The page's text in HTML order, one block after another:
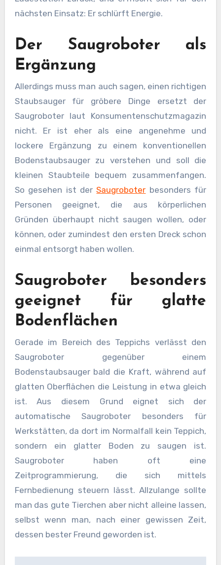
nächsten Einsatz: Er schlürft Energie.
Der Saugroboter als
Ergänzung
Allerdings muss man auch sagen, einen richtigen
Staubsauger für gröbere Dinge ersetzt der
Saugroboter laut Konsumentenschutzmagazin
nicht. Er ist eher als eine angenehme und
lockere Ergänzung zu einem konventionellen
Bodenstaubsauger zu verstehen und soll die
kleinen Staubteile bequem zusammenfangen.
So gesehen ist derSaugroboter besonders für
Personen geeignet, die aus körperlichen
Gründen überhaupt nicht saugen wollen, oder
können, oder zumindest den ersten Dreck schon
einmal entsorgt haben wollen.
Saugroboter besonders
geeignet für glatte
Bodenflächen
Gerade im Bereich des Teppichs verlässt den
Saugroboter gegenüber einem
Bodenstaubsauger bald die Kraft, während auf
glatten Oberflächen die Leistung in etwa gleich
ist. Aus diesem Grund eignet sich der
automatische Saugroboter besonders für
Werkstätten, da dort im Normalfall kein Teppich,
sondern ein glatter Boden zu saugen ist.
Saugroboter haben oft eine
Zeitprogrammierung, die sich mittels
Fernbedienung steuern lässt. Allzulange sollte
man das gute Tierchen aber nicht alleine lassen,
selbst wenn man, nach einer gewissen Zeit,
dessen bester Freund geworden ist.